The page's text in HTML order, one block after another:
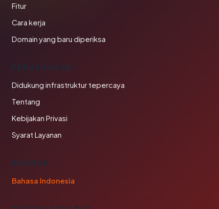
Fitur
Cara kerja
Domain yang baru diperiksa
PERUSAHAAN
Didukung infrastruktur tepercaya
Tentang
Kebijakan Privasi
Syarat Layanan
BAHASA
Bahasa Indonesia